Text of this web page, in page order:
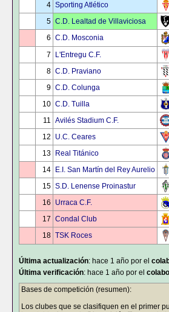
4 Sporting Atlético
5 C.D. Lealtad de Villaviciosa
6 C.D. Mosconia
7
L'Entregu C.F.
8 C.D. Praviano
9 C.D. Colunga
10 C.D. Tuilla
11 Avilés Stadium C.F.
12
U.C. Ceares
13
Real Titánico
14
E.I. San Martín del Rey Aurelio
15 S.D. Lenense Proinastur
16
Urraca C.F.
17 Condal Club
18 TSK Roces
Última actualización: hace 1 año por el
Última verificación: hace 1 año por el
Bases de competición (resumen):
Los clubes que se clasifiquen en el primer